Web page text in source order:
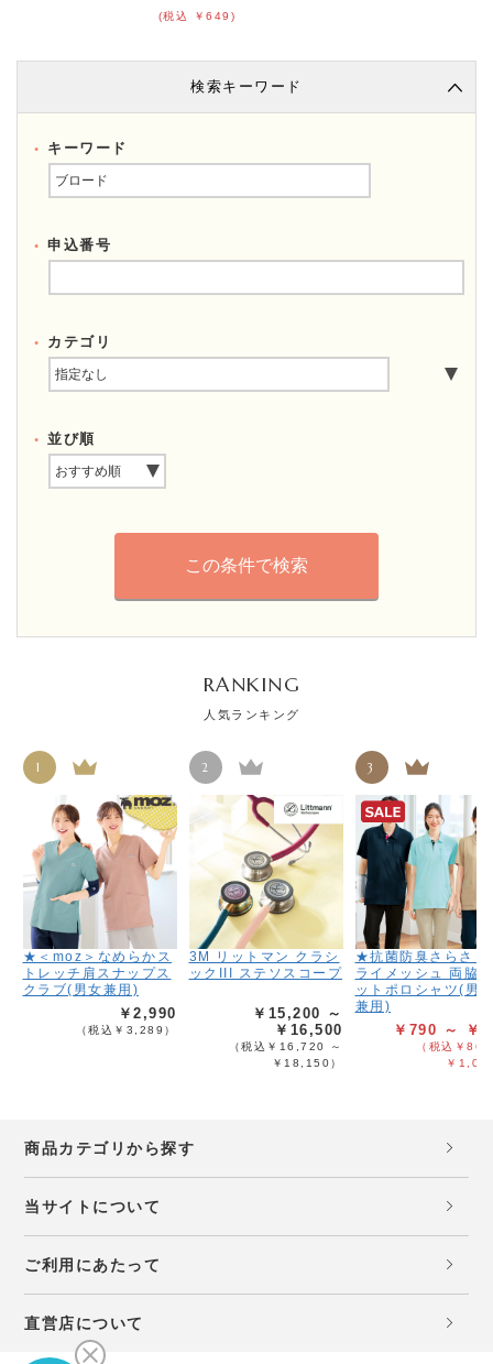
(税込 ￥649)
検索キーワード
キーワード
申込番号
カテゴリ
並び順
RANKING
人気ランキング
1
★＜moz＞なめらかス
トレッチ肩スナップス
クラブ(男女兼用)
￥2,990
（税込￥3,289）
2
3M リットマン クラシ
ックIII ステソスコープ
￥15,200 ～
￥16,500
（税込￥16,720 ～
￥18,150）
3
★抗菌防臭さらさら
ライメッシュ 両脇
ットポロシャツ(男
兼用)
￥790 ～ ￥
（税込￥
￥
商品カテゴリから探す
当サイトについて
ご利用にあたって
直営店について